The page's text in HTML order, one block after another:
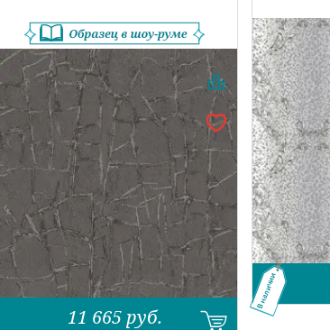
11 665 руб.
В наличии